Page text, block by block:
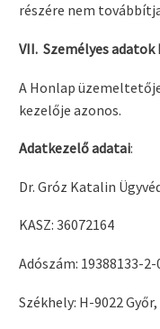
részére nem
VII. Személyes
A Honlap
kezelője azonos.
Adatkezelő adatai:
Dr. Gróz Katalin
KASZ: 36072164
Adószám: 19388133-2-
Székhely: H-9022